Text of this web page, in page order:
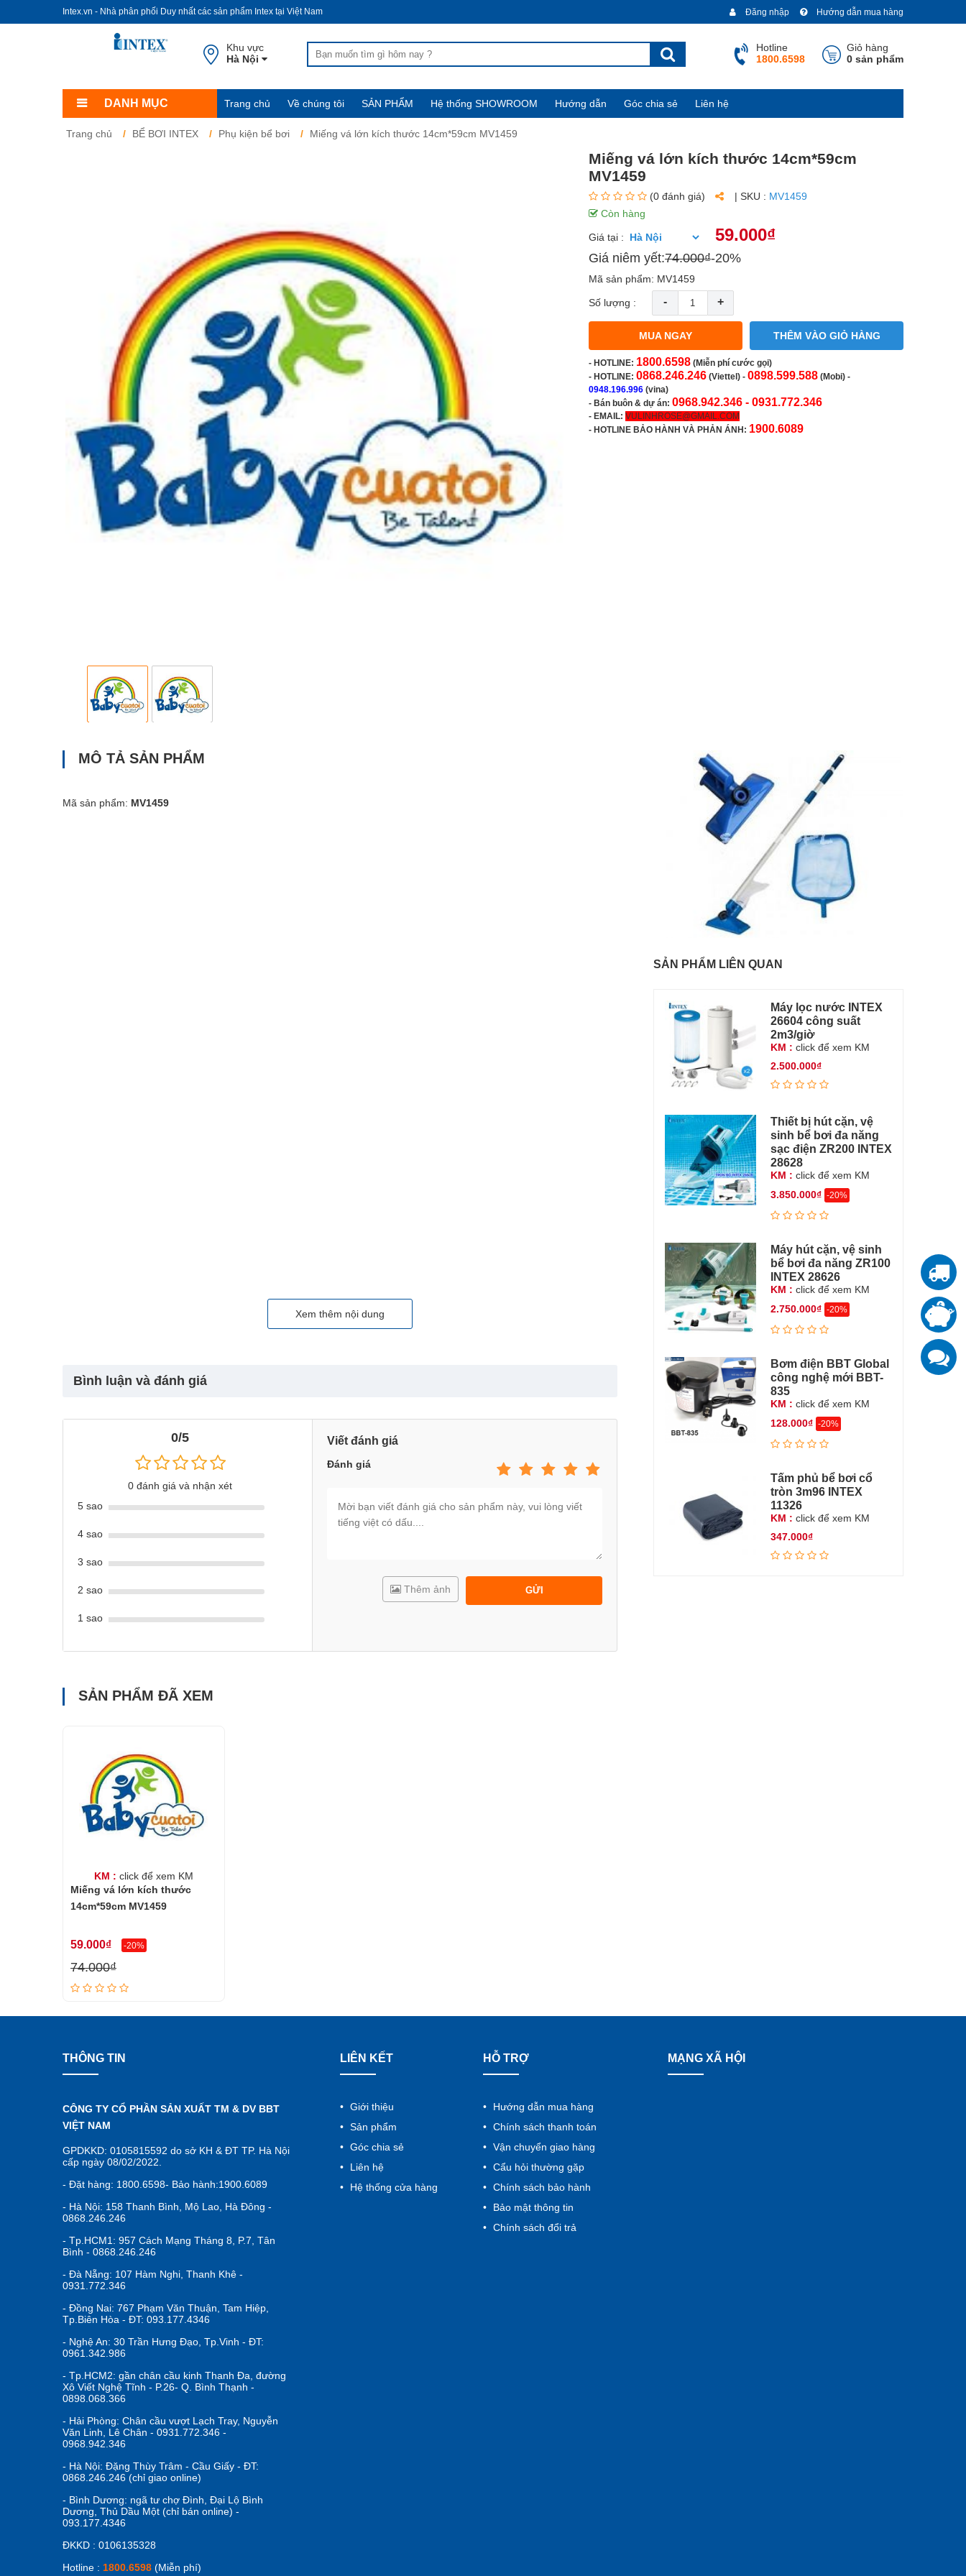
Intex.vn - Nhà phân phối Duy nhất các sản phẩm Intex tại Việt Nam Hướng dẫn mua hàng
Đăng nhập
Khu vực
Hà Nội
Giỏ hàng
0 sản phẩm
Hotline
1800.6598
DANH MỤC Trang chủ Về chúng tôi SẢN PHẨM Hệ thống SHOWROOM Hướng dẫn Góc chia sẻ Liên hệ
Trang chủ BỂ BƠI INTEX Phụ kiện bể bơi Miếng vá lớn kích thước 14cm*59cm MV1459
Miếng vá lớn kích thước 14cm*59cm
MV1459
(0 đánh giá) | SKU : MV1459
Còn hàng
Giá tại : 59.000₫
Giá niêm yết:74.000₫-20%
Mã sản phẩm: MV1459
Số lượng : - +
MUA NGAY THÊM VÀO GIỎ HÀNG
- HOTLINE: 1800.6598 (Miễn phí cước gọi)
- HOTLINE: 0868.246.246 (Viettel) - 0898.599.588 (Mobi) -
0948.196.996 (vina)
- Bán buôn & dự án: 0968.942.346 - 0931.772.346
- EMAIL: VULINHROSE@GMAIL.COM
- HOTLINE BẢO HÀNH VÀ PHẢN ÁNH: 1900.6089
MÔ TẢ SẢN PHẨM
Mã sản phẩm: MV1459
Xem thêm nội dung
Bình luận và đánh giá
0/5
0 đánh giá và nhận xét
5 sao
4 sao
3 sao
2 sao
1 sao
Viết đánh giá
Đánh giá
GỬI
Thêm ảnh
SẢN PHẨM LIÊN QUAN
Máy lọc nước INTEX
26604 công suất
2m3/giờ
KM : click để xem KM
2.500.000₫
Thiết bị hút cặn, vệ
sinh bể bơi đa năng
sạc điện ZR200 INTEX
28628
KM : click để xem KM
3.850.000₫ -20%
Máy hút cặn, vệ sinh
bể bơi đa năng ZR100
INTEX 28626
KM : click để xem KM
2.750.000₫ -20%
Bơm điện BBT Global
công nghệ mới BBT-
835
KM : click để xem KM
128.000₫ -20%
Tấm phủ bể bơi cổ
tròn 3m96 INTEX
11326
KM : click để xem KM
347.000₫
SẢN PHẨM ĐÃ XEM
KM : click để xem KM
Miếng vá lớn kích thước
14cm*59cm MV1459
59.000₫ -20%
74.000₫
THÔNG TIN
CÔNG TY CỔ PHẦN SẢN XUẤT TM & DV BBT
VIỆT NAM
GPDKKD: 0105815592 do sở KH & ĐT TP. Hà Nội
cấp ngày 08/02/2022.
- Đặt hàng: 1800.6598- Bảo hành:1900.6089
- Hà Nội: 158 Thanh Bình, Mộ Lao, Hà Đông -
0868.246.246
- Tp.HCM1: 957 Cách Mạng Tháng 8, P.7, Tân
Bình - 0868.246.246
- Đà Nẵng: 107 Hàm Nghi, Thanh Khê -
0931.772.346
- Đồng Nai: 767 Phạm Văn Thuận, Tam Hiệp,
Tp.Biên Hòa - ĐT: 093.177.4346
- Nghệ An: 30 Trần Hưng Đạo, Tp.Vinh - ĐT:
0961.342.986
- Tp.HCM2: gần chân cầu kinh Thanh Đa, đường
Xô Viết Nghệ Tĩnh - P.26- Q. Bình Thạnh -
0898.068.366
- Hải Phòng: Chân cầu vượt Lạch Tray, Nguyễn
Văn Linh, Lê Chân - 0931.772.346 -
0968.942.346
- Hà Nội: Đặng Thùy Trâm - Cầu Giấy - ĐT:
0868.246.246 (chỉ giao online)
- Bình Dương: ngã tư chợ Đình, Đại Lộ Bình
Dương, Thủ Dầu Một (chỉ bán online) -
093.177.4346
ĐKKD : 0106135328
Hotline : 1800.6598 (Miễn phí)
LIÊN KẾT
Giới thiệu
Sản phẩm
Góc chia sẻ
Liên hệ
Hệ thống cửa hàng
HỖ TRỢ
Hướng dẫn mua hàng
Chính sách thanh toán
Vận chuyển giao hàng
Cẩu hỏi thường gặp
Chính sách bảo hành
Bảo mật thông tin
Chính sách đổi trả
MẠNG XÃ HỘI